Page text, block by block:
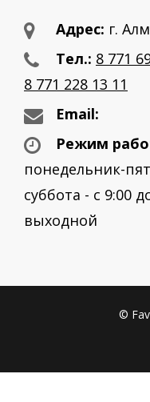
Адрес: г.
Тел.: 8 771
8 771 228 13 11
Email:
Режим
понедельник-
суббота - с 9:00
выходной
©